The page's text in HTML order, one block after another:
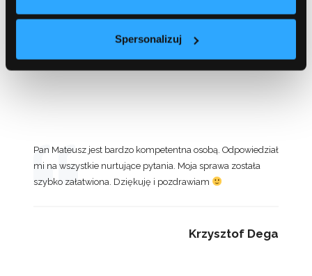
Spersonalizuj
Przemysław Boruc
Pan Mateusz jest bardzo kompetentna osobą. Odpowiedział
mi na wszystkie nurtujące pytania. Moja sprawa została
szybko załatwiona. Dziękuję i pozdrawiam
Krzysztof Dega